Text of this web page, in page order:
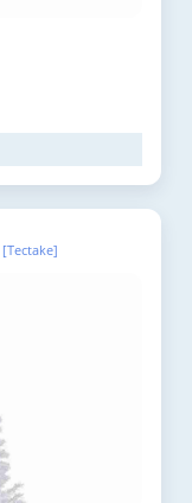
[Tectake]